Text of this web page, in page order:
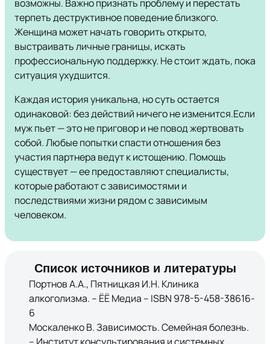
возможны. Важно признать проблему и перестать
терпеть деструктивное поведение близкого.
Женщина может начать говорить открыто,
выстраивать личные границы, искать
профессиональную поддержку. Не стоит ждать, пока
ситуация ухудшится.
Каждая история уникальна, но суть остается
одинаковой: без действий ничего не изменится.Если
муж пьет — это не приговор и не повод жертвовать
собой. Любые попытки спасти отношения без
участия партнера ведут к истощению. Помощь
существует — ее предоставляют специалисты,
которые работают с зависимостями и
последствиями жизни рядом с зависимым
человеком.
Список источников и литературы
Портнов А.А., Пятницкая И.Н. Клиника
алкоголизма. – ЁЁ Медиа – ISBN 978-5-458-38616-
6
Москаленко В. Зависимость. Семейная болезнь.